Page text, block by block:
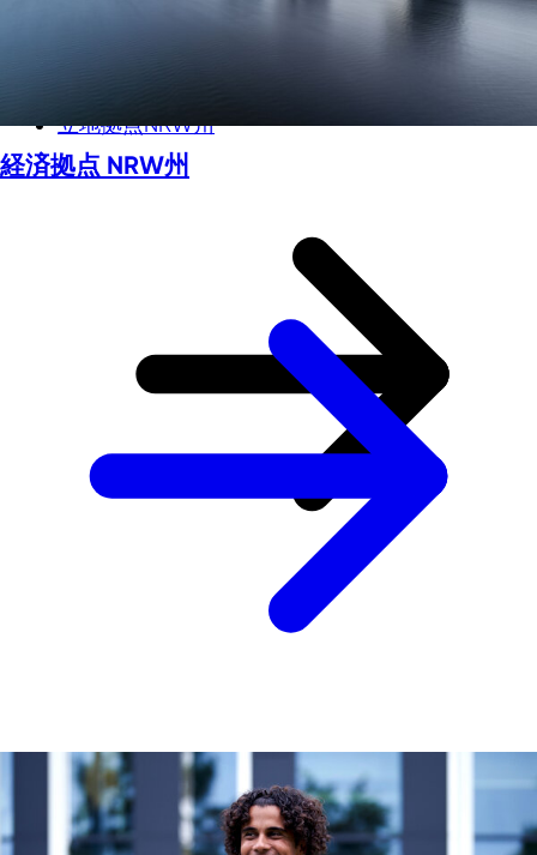
立地拠点NRW州
経済拠点 NRW州